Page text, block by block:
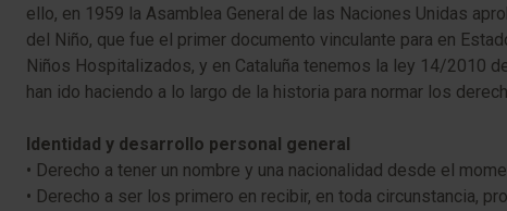
ello, en 1959 la Asamblea General de las Naciones Unidas
del Niño, que fue el primer documento vinculante para en
Niños Hospitalizados, y en Cataluña tenemos la ley 14/2010
han ido haciendo a lo largo de la historia para normar los
Identidad y desarrollo personal general
• Derecho a tener un nombre y una nacionalidad desde el
• Derecho a ser los primero en recibir, en toda circunstancia,